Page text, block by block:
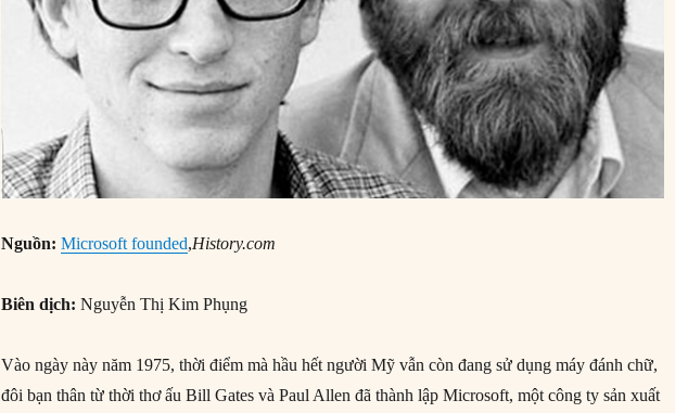
Nguồn: Microsoft founded,History.com
Biên dịch: Nguyễn Thị Kim Phụng
Vào ngày này năm 1975, thời điểm mà hầu hết người Mỹ vẫn còn đang sử dụng máy đánh chữ,
đôi bạn thân từ thời thơ ấu Bill Gates và Paul Allen đã thành lập Microsoft, một công ty sản xuất